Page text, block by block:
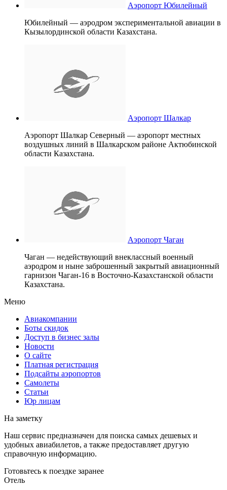
Аэропорт Юбилейный
Юбилейный — аэродром экспериментальной авиации в
Кызылординской области Казахстана.
Аэропорт Шалкар
Аэропорт Шалкар Северный — аэропорт местных
воздушных линий в Шалкарском районе Актюбинской
области Казахстана.
Аэропорт Чаган
Чаган — недействующий внеклассный военный
аэродром и ныне заброшенный закрытый авиационный
гарнизон Чаган-16 в Восточно-Казахстанской области
Казахстана.
Меню
Авиакомпании
Боты скидок
Доступ в бизнес залы
Новости
О сайте
Платная регистрация
Подсайты аэропортов
Самолеты
Статьи
Юр лицам
На заметку
Наш сервис предназначен для поиска самых дешевых и
удобных авиабилетов, а также предоставляет другую
справочную информацию.
Готовьтесь к поездке заранее
Отель